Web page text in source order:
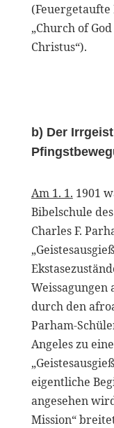
„Church of
Christus“).
b) Der
Am 1. 1. 1901
Bibelschule
Charles F.
Weissagungen
durch den
Parham-
Angeles zu
eigentliche
angesehen
Mission“